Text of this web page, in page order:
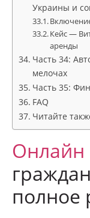
Украины и
Кейс —
аренды
Часть 34:
мелочах
Часть 35:
FAQ
Читайте
Онлайн
граждан
полное